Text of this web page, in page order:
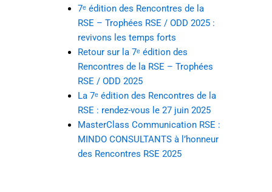
7ᵉ édition des Rencontres de la
RSE – Trophées RSE / ODD 2025 :
revivons les temps forts
Retour sur la 7ᵉ édition des
Rencontres de la RSE – Trophées
RSE / ODD 2025
La 7ᵉ édition des Rencontres de la
RSE : rendez-vous le 27 juin 2025
MasterClass Communication RSE :
MINDO CONSULTANTS à l’honneur
des Rencontres RSE 2025